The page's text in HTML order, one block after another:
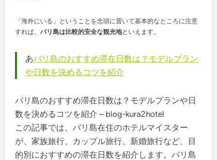
「海外にいる」ということを念頭に置いて基本的なところに注意
すれば、バリ島は比較的安全な観光地といえます。
あバリ島のおすすめ滞在日数は？モデルプラン
や日数を決めるコツを紹介
バリ島のおすすめ滞在日数は？モデルプランや日
数を決めるコツを紹介 – blog-kura2hotel
この記事では、バリ島在住のホテルマイスター
が、家族旅行、カップル旅行、新婚旅行など、目
的別におすすめの滞在日数を紹介します。バリ島